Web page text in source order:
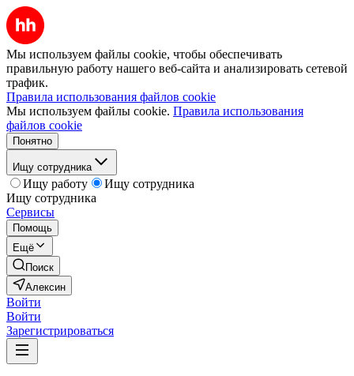
Мы используем файлы cookie, чтобы обеспечивать
правильную работу нашего веб-сайта и анализировать сетевой
трафик.
Правила использования файлов cookie
Мы используем файлы cookie. Правила использования
файлов cookie
Понятно
Ищу сотрудника
Ищу работу
Ищу сотрудника
Ищу сотрудника
Сервисы
Помощь
Ещё
Поиск
Алексин
Войти
Войти
Зарегистрироваться